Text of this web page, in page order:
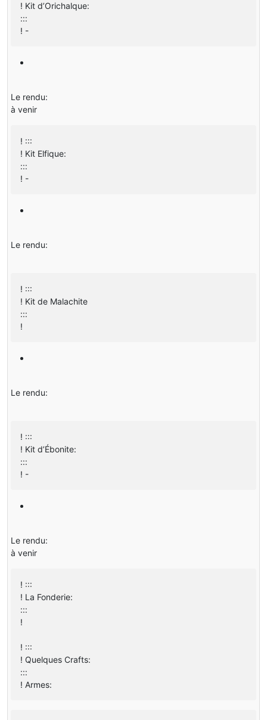
! Kit d’Orichalque:
:::
! -
Le rendu:
à venir
! :::
! Kit Elfique:
:::
! -
Le rendu:
! :::
! Kit de Malachite
:::
!
Le rendu:
! :::
! Kit d’Ébonite:
:::
! -
Le rendu:
à venir
! :::
! La Fonderie:
:::
!
! :::
! Quelques Crafts:
:::
! Armes: